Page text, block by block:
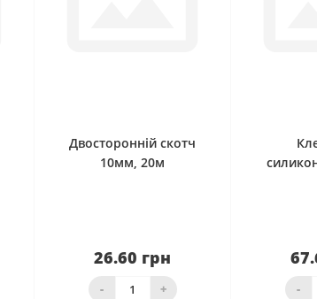
Двосторонній скотч
10мм, 20м
26.60 грн
- +
Нема в наявності -
Нема